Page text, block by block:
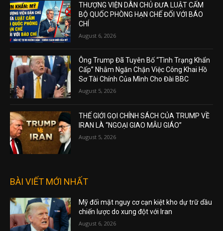
THƯỢNG VIỆN DÂN CHỦ ĐƯA LUẬT CẤM
BỘ QUỐC PHÒNG HẠN CHẾ ĐỐI VỚI BÁO
CHÍ
August 6, 2026
Ông Trump Đã Tuyên Bố “Tình Trạng Khẩn
Cấp” Nhằm Ngăn Chặn Việc Công Khai Hồ
Sơ Tài Chính Của Mình Cho Đài BBC
August 5, 2026
THẾ GIỚI GỌI CHÍNH SÁCH CỦA TRUMP VỀ
IRAN LÀ “NGOẠI GIAO MẪU GIÁO”
August 5, 2026
BÀI VIẾT MỚI NHẤT
Mỹ đối mặt nguy cơ cạn kiệt kho dự trữ dầu
chiến lược do xung đột với Iran
August 6, 2026